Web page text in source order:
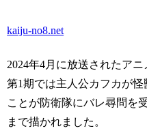
kaiju-no8.net
2024年4月に放送されたアニ
第1期では主人公カフカが怪
ことが防衛隊にバレ尋問を
まで描かれました。